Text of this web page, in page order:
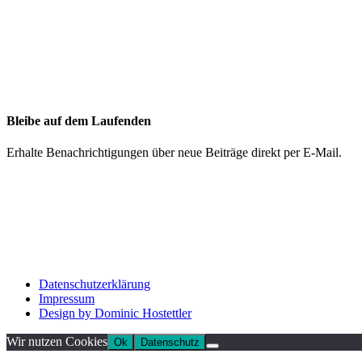
Bleibe auf dem Laufenden
Erhalte Benachrichtigungen über neue Beiträge direkt per E-Mail.
Datenschutzerklärung
Impressum
Design by Dominic Hostettler
Wir nutzen Cookies Ok Datenschutz